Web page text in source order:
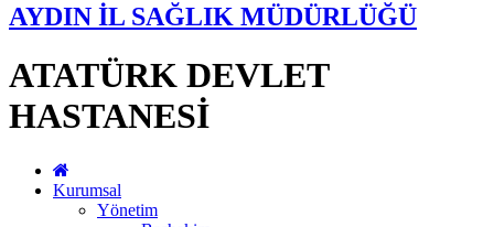
AYDIN İL SAĞLIK MÜDÜRLÜĞÜ
ATATÜRK DEVLET
HASTANESİ
Kurumsal
Yönetim